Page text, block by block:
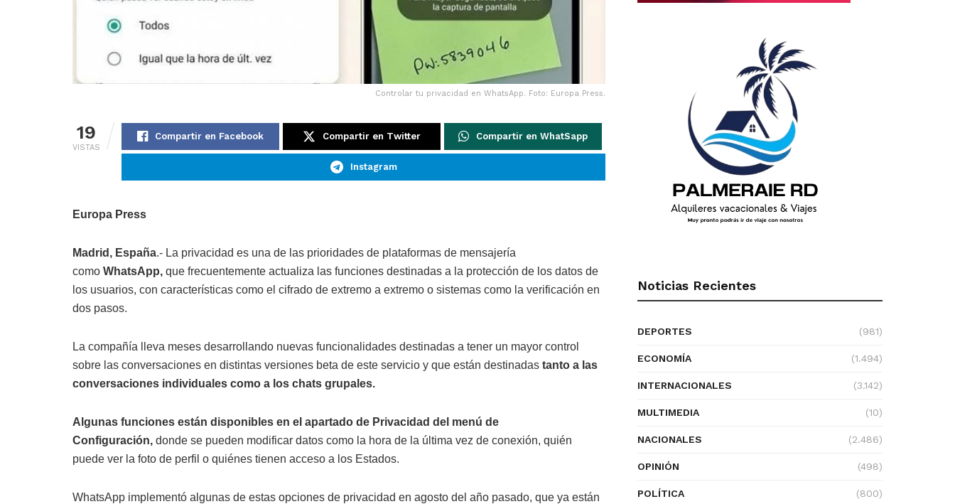
Controlar tu privacidad en WhatsApp. Foto: Europa Press.
19
VISTAS
Compartir en Facebook Compartir en Twitter Compartir en WhatSapp
Instagram
Europa Press
Madrid, España.- La privacidad es una de las prioridades de plataformas de mensajería
como WhatsApp, que frecuentemente actualiza las funciones destinadas a la protección de los datos de
los usuarios, con características como el cifrado de extremo a extremo o sistemas como la verificación en
dos pasos.
La compañía lleva meses desarrollando nuevas funcionalidades destinadas a tener un mayor control
sobre las conversaciones en distintas versiones beta de este servicio y que están destinadas tanto a las
conversaciones individuales como a los chats grupales.
Algunas funciones están disponibles en el apartado de Privacidad del menú de
Configuración, donde se pueden modificar datos como la hora de la última vez de conexión, quién
puede ver la foto de perfil o quiénes tienen acceso a los Estados.
WhatsApp implementó algunas de estas opciones de privacidad en agosto del año pasado, que ya están
Noticias Recientes
DEPORTES (981)
ECONOMÍA (1.494)
INTERNACIONALES (3.142)
MULTIMEDIA (10)
NACIONALES (2.486)
OPINIÓN (498)
POLÍTICA (800)